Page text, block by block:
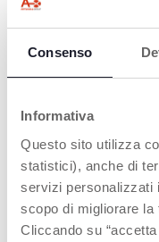
Consenso
Informativa
Questo sito utilizza
statistici), anche di
servizi personalizzati
scopo di migliorare la
Cliccando su
tuo
per